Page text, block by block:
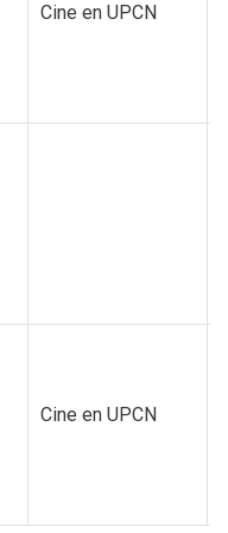
Cine en UPCN
Cine en UPCN